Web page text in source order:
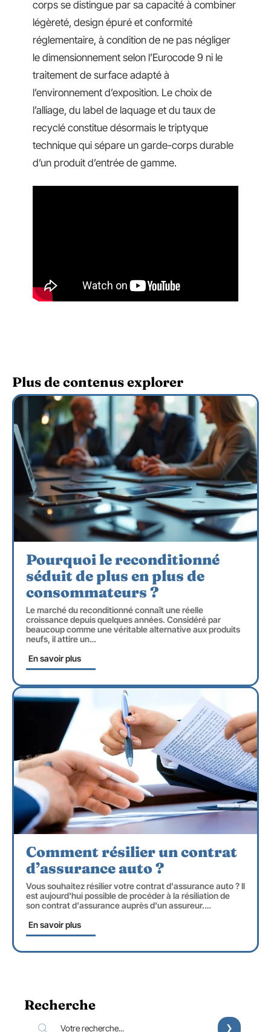
corps se distingue par sa capacité à combiner
légèreté, design épuré et conformité
réglementaire, à condition de ne pas négliger
le dimensionnement selon l’Eurocode 9 ni le
traitement de surface adapté à
l’environnement d’exposition. Le choix de
l’alliage, du label de laquage et du taux de
recyclé constitue désormais le triptyque
technique qui sépare un garde-corps durable
d’un produit d’entrée de gamme.
Plus de contenus explorer
Pourquoi le reconditionné
séduit de plus en plus de
consommateurs ?
Le marché du reconditionné connaît une réelle
croissance depuis quelques années. Considéré par
beaucoup comme une véritable alternative aux produits
neufs, il attire un…
En savoir plus
Comment résilier un contrat
d’assurance auto ?
Vous souhaitez résilier votre contrat d'assurance auto ? Il
est aujourd'hui possible de procéder à la résiliation de
son contrat d'assurance auprès d'un assureur.…
En savoir plus
Recherche